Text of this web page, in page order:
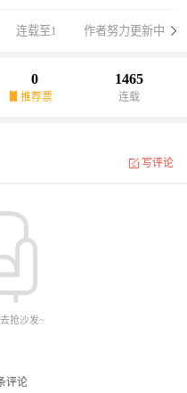
连载至1 作者努力更新中
0
推荐票
1465
连载
写评论
抢沙发~
评论